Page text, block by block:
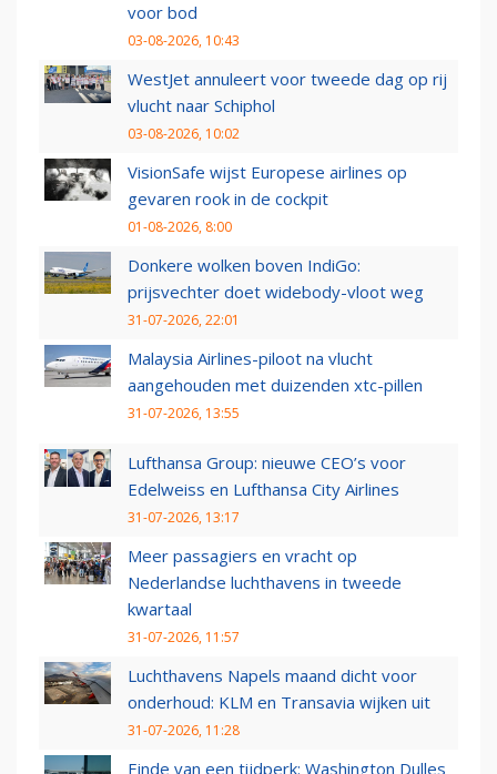
voor bod
03-08-2026, 10:43
WestJet annuleert voor tweede dag op rij
vlucht naar Schiphol
03-08-2026, 10:02
VisionSafe wijst Europese airlines op
gevaren rook in de cockpit
01-08-2026, 8:00
Donkere wolken boven IndiGo:
prijsvechter doet widebody-vloot weg
31-07-2026, 22:01
Malaysia Airlines-piloot na vlucht
aangehouden met duizenden xtc-pillen
31-07-2026, 13:55
Lufthansa Group: nieuwe CEO’s voor
Edelweiss en Lufthansa City Airlines
31-07-2026, 13:17
Meer passagiers en vracht op
Nederlandse luchthavens in tweede
kwartaal
31-07-2026, 11:57
Luchthavens Napels maand dicht voor
onderhoud: KLM en Transavia wijken uit
31-07-2026, 11:28
Einde van een tijdperk: Washington Dulles